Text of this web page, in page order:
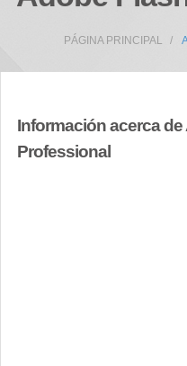
PÁGINA PRINCIPAL
Información acerca
Professional